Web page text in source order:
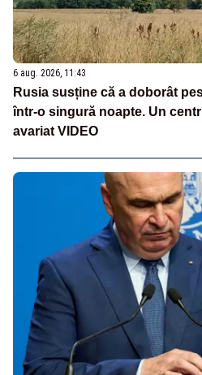
6 aug. 2026, 11:43
Rusia susține că a doborât
într-o singură noapte. Un
avariat VIDEO